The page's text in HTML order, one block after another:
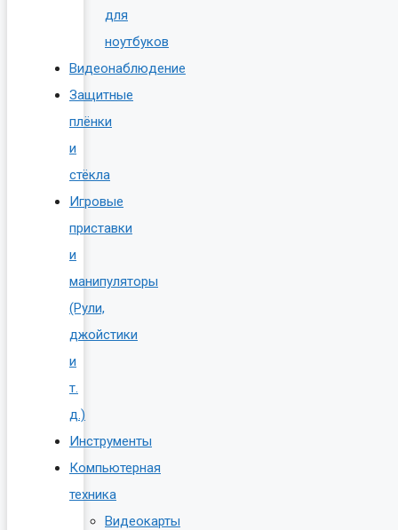
для
ноутбуков
Видеонаблюдение
Защитные
плёнки
и
стёкла
Игровые
приставки
и
манипуляторы
(Рули,
джойстики
и
т.
д.)
Инструменты
Компьютерная
техника
Видеокарты